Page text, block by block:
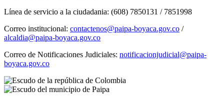
Línea de servicio a la ciudadania: (608) 7850131 / 7851998
Correo institucional: contactenos@paipa-boyaca.gov.co /
alcaldia@paipa-boyaca.gov.co
Correo de Notificaciones Judiciales: notificacionjudicial@paipa-
boyaca.gov.co